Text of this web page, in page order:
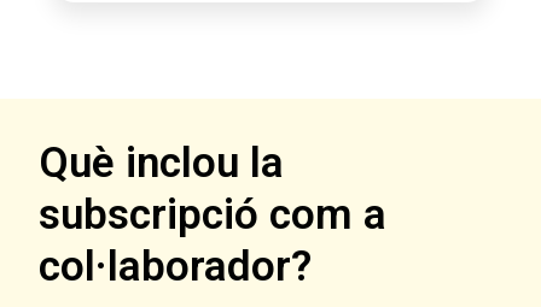
Què inclou la
subscripció com a
col·laborador?